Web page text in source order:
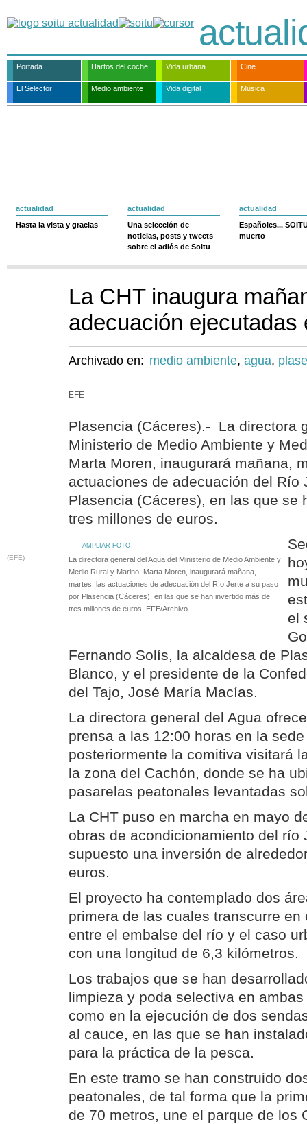
Portada Hartos del coche Vida urbana Cine
El Selector Medio ambiente Vida digital Música
actualidad
Hasta la vista y gracias
actualidad
Una selección de
noticias, posts y tweets
sobre el adiós de Soitu
actualidad
Españoles...
muerto
La CHT inaugura
adecuación ejecutadas
Archivado en: medio ambiente, agua,
EFE
Plasencia (Cáceres).- La directora
Ministerio de Medio Ambiente y
Marta Moren, inaugurará mañana,
actuaciones de adecuación del Río
Plasencia (Cáceres), en las que se
tres millones de euros.
AMPLIAR FOTO
(EFE)
La directora general del Agua del Ministerio de Medio Ambiente y
Medio Rural y Marino, Marta Moren, inaugurará mañana,
martes, las actuaciones de adecuación del Río Jerte a su paso
por Plasencia (Cáceres), en las que se han invertido más de
tres millones de euros. EFE/Archivo
el
Fernando Solís, la alcaldesa de
Blanco, y el presidente de la
del Tajo, José María Macías.
La directora general del Agua
prensa a las 12:00 horas en la
posteriormente la comitiva visitará
la zona del Cachón, donde se ha
pasarelas peatonales levantadas
La CHT puso en marcha en mayo
obras de acondicionamiento del río
supuesto una inversión de
euros.
El proyecto ha contemplado dos
primera de las cuales transcurre
entre el embalse del río y el caso
con una longitud de 6,3 kilómetros.
Los trabajos que se han
limpieza y poda selectiva en
como en la ejecución de dos
al cauce, en las que se han
para la práctica de la pesca.
En este tramo se han construido
peatonales, de tal forma que la
de 70 metros, une el parque de los